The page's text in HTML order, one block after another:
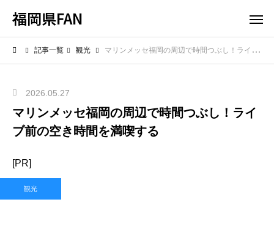
福岡県FAN
記事一覧 観光 マリンメッセ福岡の周辺で時間つぶし！ライブ前の空き時間を満喫する
2026.05.27
マリンメッセ福岡の周辺で時間つぶし！ライ
ブ前の空き時間を満喫する
[PR]
観光